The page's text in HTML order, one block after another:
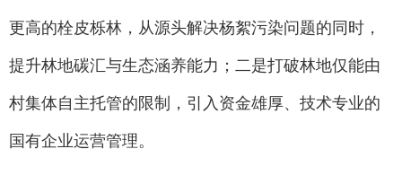
更高的栓皮栎林，从源头解决杨絮污染问题的同时，
提升林地碳汇与生态涵养能力；二是打破林地仅能由
村集体自主托管的限制，引入资金雄厚、技术专业的
国有企业运营管理。